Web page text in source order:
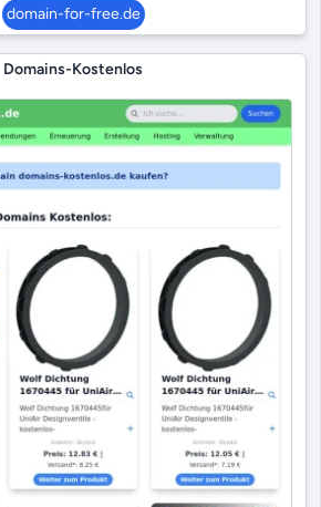
domain-for-free.de
Domains-Kostenlos